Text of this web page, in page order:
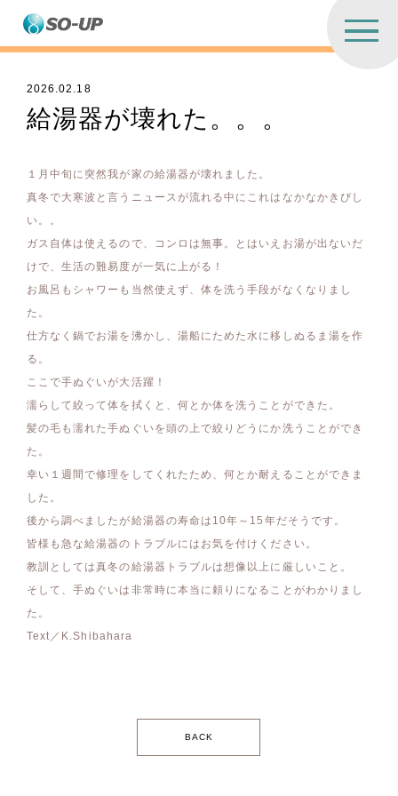
2026.02.18
給湯器が壊れた。。。
１月中旬に突然我が家の給湯器が壊れました。
真冬で大寒波と言うニュースが流れる中にこれはなかなかきびし
い。。
ガス自体は使えるので、コンロは無事。とはいえお湯が出ないだ
けで、生活の難易度が一気に上がる！
お風呂もシャワーも当然使えず、体を洗う手段がなくなりまし
た。
仕方なく鍋でお湯を沸かし、湯船にためた水に移しぬるま湯を作
る。
ここで手ぬぐいが大活躍！
濡らして絞って体を拭くと、何とか体を洗うことができた。
髪の毛も濡れた手ぬぐいを頭の上で絞りどうにか洗うことができ
た。
幸い１週間で修理をしてくれたため、何とか耐えることができま
した。
後から調べましたが給湯器の寿命は10年～15年だそうです。
皆様も急な給湯器のトラブルにはお気を付けください。
教訓としては真冬の給湯器トラブルは想像以上に厳しいこと。
そして、手ぬぐいは非常時に本当に頼りになることがわかりまし
た。
Text／K.Shibahara
BACK